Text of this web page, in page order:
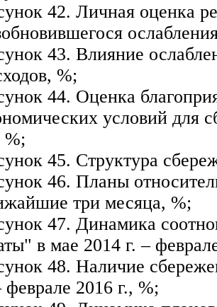
42. Личная оценка
43. Влияние
%;
44. Оценка
условий для
%;
45. Структура
46. Планы
три месяца, %;
47. Динамика
в мае 2014 г. –
48. Наличие
феврале 2016 г., %;